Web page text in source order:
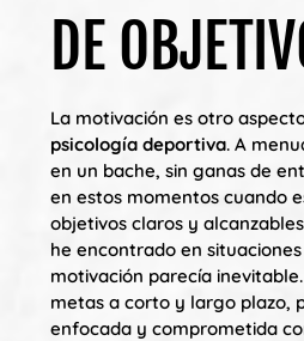
DE
La motivación es otro
psicología deportiva. A
en un bache, sin ganas de
en estos momentos cuando
objetivos claros y
he encontrado en
motivación parecía
metas a corto y largo plazo,
enfocada y comprometida